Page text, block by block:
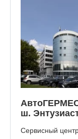
ш.
Сервисный